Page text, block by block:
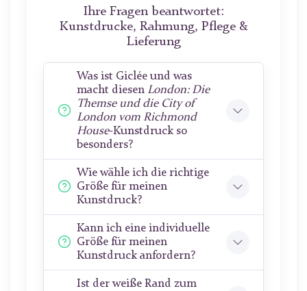
Ihre Fragen beantwortet:
Kunstdrucke, Rahmung, Pflege &
Lieferung
Was ist Giclée und was
macht diesen London: Die
Themse und die City of
London vom Richmond
House-Kunstdruck so
besonders?
Wie wähle ich die richtige
Größe für meinen
Kunstdruck?
Kann ich eine individuelle
Größe für meinen
Kunstdruck anfordern?
Ist der weiße Rand zum